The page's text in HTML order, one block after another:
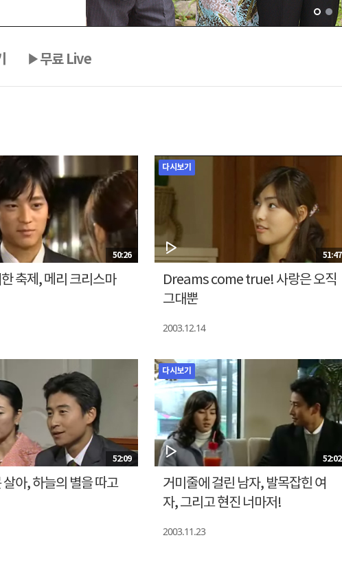
▶무료 Live
50:26
축제, 메리 크리스마
다시보기
51:47
Dreams come true! 사랑은 오직
그대뿐
2003.12.14
52:09
살아, 하늘의 별을 따고
다시보기
52:02
거미줄에 걸린 남자, 발목잡힌 여
자, 그리고 현진 너마저!
2003.11.23